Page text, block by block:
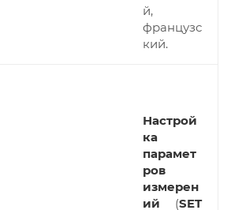
й,
французс
кий.
Настрой
ка
парамет
ров
измерен
ий (SET